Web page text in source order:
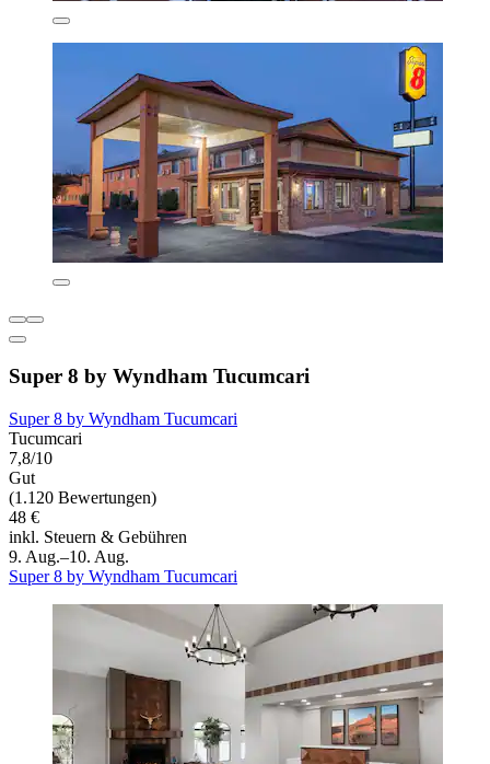
Super 8 by Wyndham Tucumcari
Super 8 by Wyndham Tucumcari
Tucumcari
7,8/10
Gut
(1.120 Bewertungen)
48 €
inkl. Steuern & Gebühren
9. Aug.–10. Aug.
Super 8 by Wyndham Tucumcari